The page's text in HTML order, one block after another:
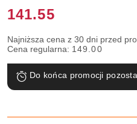
Cena:
141.55
Najniższa cena z 30 dni przed
Cena regularna: 149.00
Do końca promocji